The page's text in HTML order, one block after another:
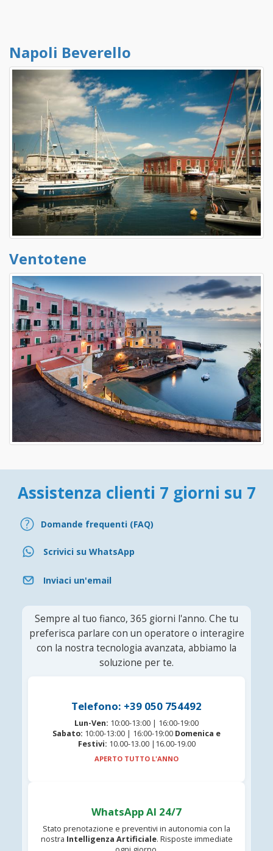
Napoli Beverello
Ventotene
Assistenza clienti 7 giorni su 7
Domande frequenti (FAQ)
Scrivici su WhatsApp
Inviaci un'email
Sempre al tuo fianco, 365 giorni l'anno. Che tu
preferisca parlare con un operatore o interagire
con la nostra tecnologia avanzata, abbiamo la
soluzione per te.
Telefono: +39 050 754492
Lun-Ven: 10:00-13:00 | 16:00-19:00
Sabato: 10:00-13:00 | 16:00-19:00 Domenica e
Festivi: 10.00-13.00 |16.00-19.00
APERTO TUTTO L'ANNO
WhatsApp AI 24/7
Stato prenotazione e preventivi in autonomia con la
nostra Intelligenza Artificiale. Risposte immediate